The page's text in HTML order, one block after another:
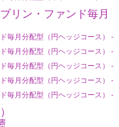
リン・ファンド毎月
毎月分配型（円ヘッジコース） -
毎月分配型（円ヘッジコース） -
毎月分配型（円ヘッジコース） -
毎月分配型（円ヘッジコース） -
毎月分配型（円ヘッジコース） -